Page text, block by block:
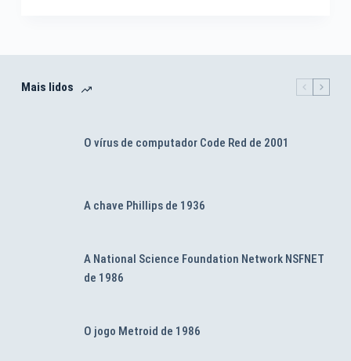
Mais lidos
O vírus de computador Code Red de 2001
A chave Phillips de 1936
A National Science Foundation Network NSFNET
de 1986
O jogo Metroid de 1986